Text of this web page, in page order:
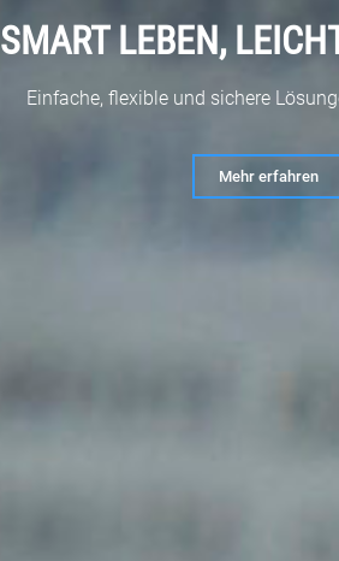
SMART LEBEN,
Einfache, flexible und sichere
Mehr erfahren